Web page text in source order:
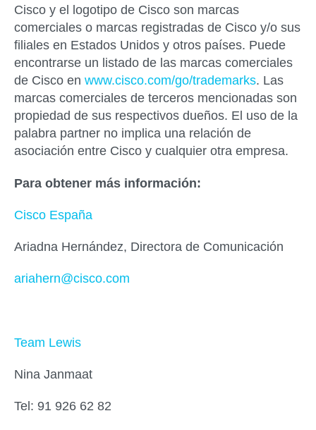
Cisco y el logotipo de Cisco son marcas
comerciales o marcas registradas de Cisco y/o sus
filiales en Estados Unidos y otros países. Puede
encontrarse un listado de las marcas comerciales
de Cisco en www.cisco.com/go/trademarks. Las
marcas comerciales de terceros mencionadas son
propiedad de sus respectivos dueños. El uso de la
palabra partner no implica una relación de
asociación entre Cisco y cualquier otra empresa.
Para obtener más información:
Cisco España
Ariadna Hernández, Directora de Comunicación
ariahern@cisco.com
Team Lewis
Nina Janmaat
Tel: 91 926 62 82